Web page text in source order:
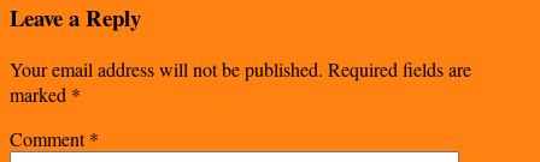
Leave a Reply
Your email address will not be published. Required fields are
marked *
Comment*